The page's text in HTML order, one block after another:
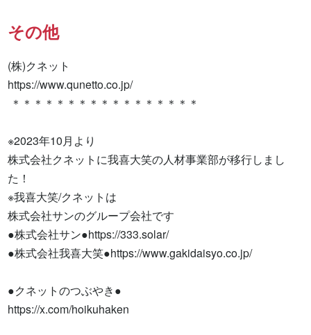
その他
(株)クネット
https://www.qunetto.co.jp/
※2023年10月より
株式会社クネットに我喜大笑の人材事業部が移行しまし
た！
※我喜大笑/クネットは
株式会社サンのグループ会社です
●株式会社サン●https://333.solar/
●株式会社我喜大笑●https://www.gakidaisyo.co.jp/
●クネットのつぶやき●
https://x.com/hoikuhaken